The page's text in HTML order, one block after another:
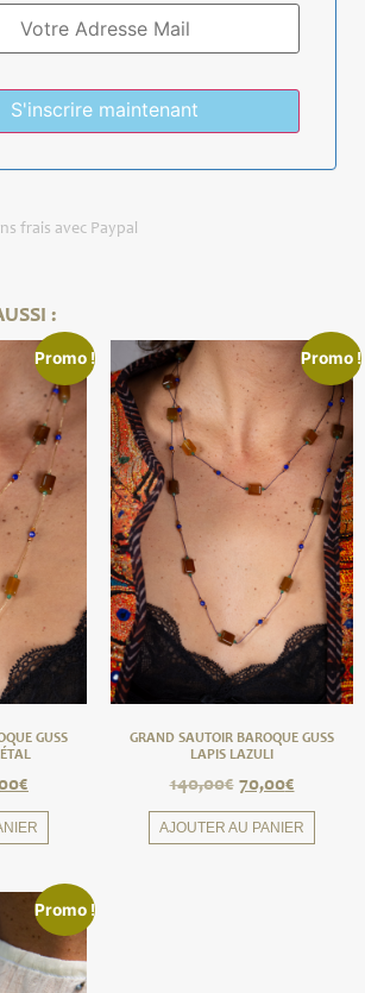
S'inscrire maintenant
frais avec Paypal
:
Promo !
GUSS
€
Promo !
GRAND SAUTOIR BAROQUE GUSS
LAPIS LAZULI
140,00€ 70,00€
AJOUTER AU PANIER
Promo !